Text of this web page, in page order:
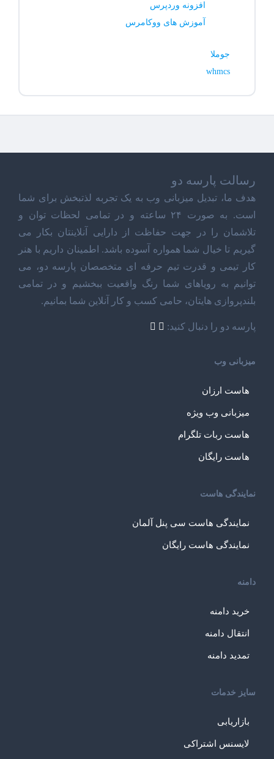
افزونه وردپرس
آموزش های ووکامرس
جوملا
whmcs
رسالت پارسه دو
هدف ما، تبدیل میزبانی وب به یک تجربه لذتبخش برای شما
است. به صورت ۲۴ ساعته و در تمامی لحظات توان و
تلاشمان را در جهت حفاظت از دارایی آنلاینتان بکار می
گیریم تا خیال شما همواره آسوده باشد. اطمینان داریم با هنر
کار تیمی و قدرت تیم حرفه ای متخصصان پارسه دو، می
توانیم به رویاهای شما رنگ واقعیت ببخشیم و در تمامی
بلندپروازی هایتان، حامی کسب و کار آنلاین شما بمانیم.
پارسه دو را دنبال کنید:
میزبانی وب
هاست ارزان
میزبانی وب ویژه
هاست ربات تلگرام
هاست رایگان
نمایندگی هاست
نمایندگی هاست سی پنل آلمان
نمایندگی هاست رایگان
دامنه
خرید دامنه
انتقال دامنه
تمدید دامنه
سایز خدمات
بازاریابی
لایسنس اشتراکی